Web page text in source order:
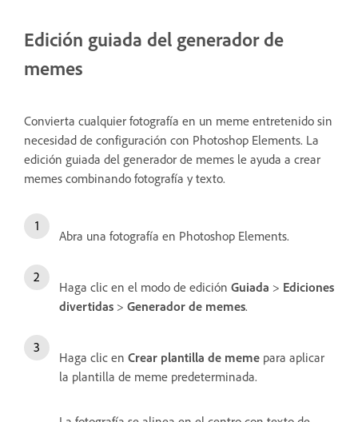
Edición guiada del generador de
memes
Convierta cualquier fotografía en un meme entretenido sin
necesidad de configuración con Photoshop Elements. La
edición guiada del generador de memes le ayuda a crear
memes combinando fotografía y texto.
Abra una fotografía en Photoshop Elements.
Haga clic en el modo de edición Guiada > Ediciones
divertidas > Generador de memes.
Haga clic en Crear plantilla de meme para aplicar
la plantilla de meme predeterminada.